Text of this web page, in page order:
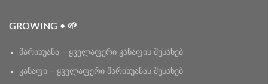
GROWING • 🌱
მარიხუანა – ყველაფერი კანაფის შესახებ
კანაფი – ყველაფერი მარიხუანას შესახებ